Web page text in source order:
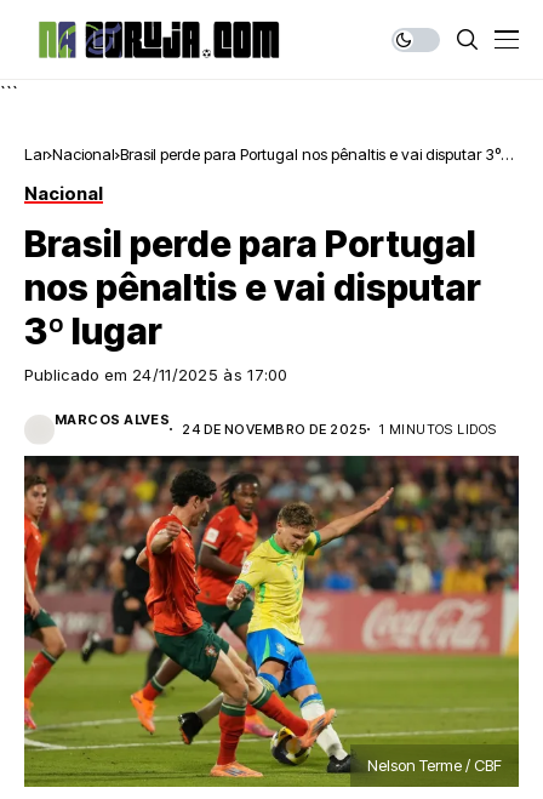
```
Lar Nacional Brasil perde para Portugal nos pênaltis e vai disputar 3º
Nacional
Brasil perde para Portugal
nos pênaltis e vai disputar
3º lugar
Publicado em 24/11/2025 às 17:00
MARCOS ALVES
24 DE NOVEMBRO DE 2025 1 MINUTOS LIDOS
Nelson Terme / CBF